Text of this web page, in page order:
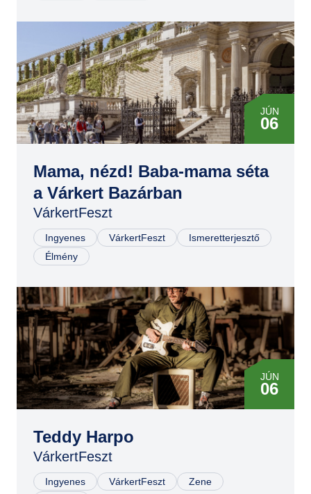
JÚN
06
07
Mama, nézd! Baba-mama séta
a Várkert Bazárban
VárkertFeszt
Ingyenes VárkertFeszt
Ismeretterjesztő
Élmény
JÚN
06
Teddy Harpo
VárkertFeszt
Ingyenes VárkertFeszt
Zene